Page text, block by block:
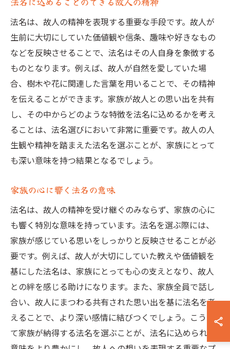
法名は、故人の精神を表現する重要な手段です。故人が
生前に大切にしていた価値観や信条、趣味や好きなもの
などを反映させることで、法名はその人自身を象徴する
ものとなります。例えば、故人が自然を愛していた場
合、樹木や花に関連した言葉を用いることで、その精神
を伝えることができます。家族が故人との思い出を共有
し、その中からどのような特徴を法名に込めるかを考え
ることは、法名選びにおいて非常に重要です。故人の人
生観や精神を踏まえた法名を選ぶことが、家族にとって
も深い意味を持つ結果となるでしょう。
家族の心に響く法名の意味
法名は、故人の精神を受け継ぐのみならず、家族の心に
も響く特別な意味を持っています。法名を選ぶ際には、
家族が感じている思いをしっかりと反映させることが必
要です。例えば、故人が大切にしていた教えや価値観を
基にした法名は、家族にとっても心の支えとなり、故人
との絆を感じる助けになります。また、家族全員で話し
合い、故人にまつわる共有された思い出を基に法名を考
えることで、より深い感情に結びつくでしょう。こうし
て家族が納得する法名を選ぶことが、法名に込められた